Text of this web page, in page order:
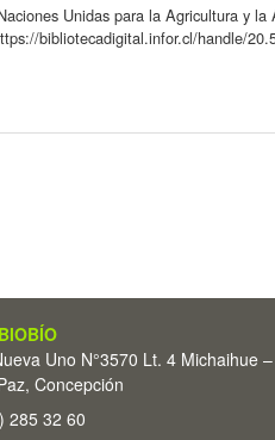
Unidas para la Agricultura y
bibliotecadigital.infor.cl/handle/
Uno N°3570 Lt. 4 Michaihue
Concepción
285 32 60